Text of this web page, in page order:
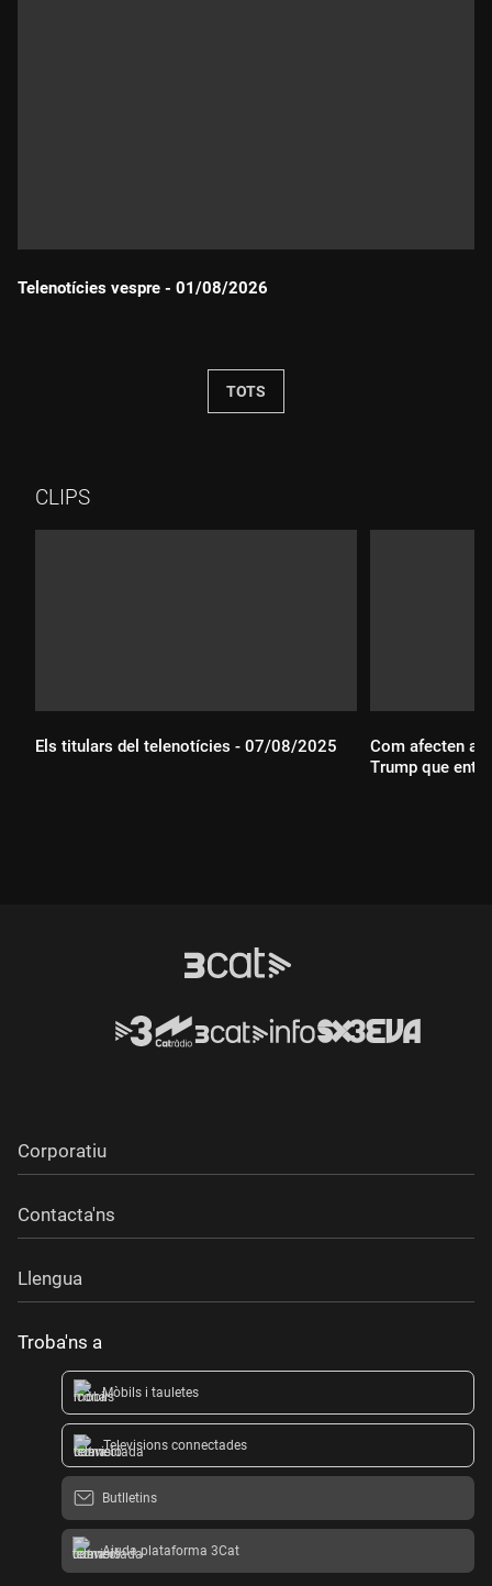
Telenotícies vespre - 01/08/2026
TOTS
CLIPS
Els titulars del telenotícies - 07/08/2025
Com afecten a
Trump que
Corporatiu
Contacta'ns
Llengua
Troba'ns a
Mòbils i tauletes
Televisions connectades
Butlletins
Ajuda plataforma 3Cat